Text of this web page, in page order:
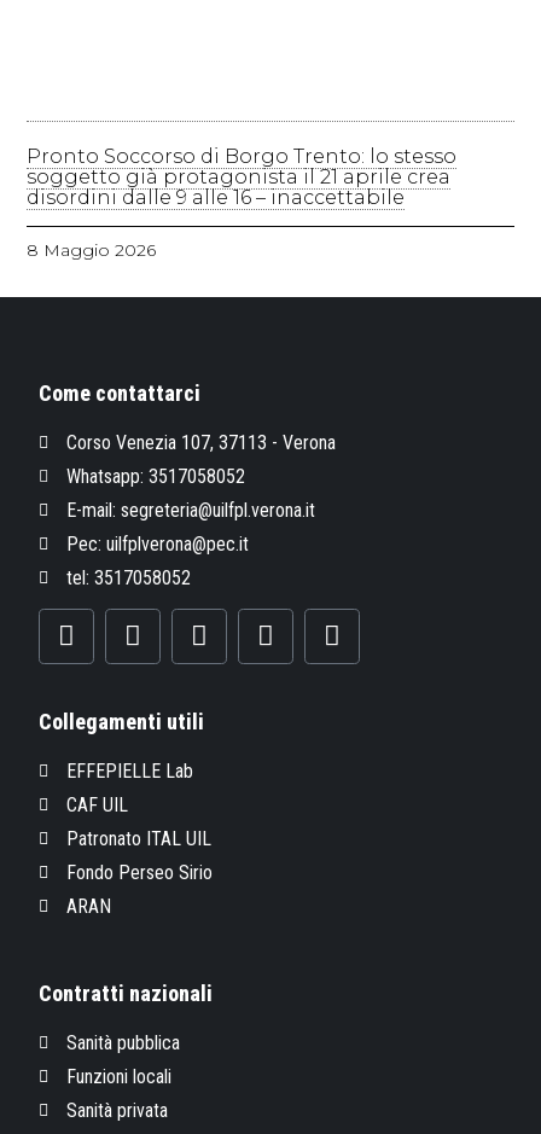
Pronto Soccorso di Borgo Trento: lo stesso
soggetto già protagonista il 21 aprile crea
disordini dalle 9 alle 16 – inaccettabile
8 Maggio 2026
Come contattarci
Corso Venezia 107, 37113 - Verona
Whatsapp: 3517058052
E-mail: segreteria@uilfpl.verona.it
Pec: uilfplverona@pec.it
tel: 3517058052
Collegamenti utili
EFFEPIELLE Lab
CAF UIL
Patronato ITAL UIL
Fondo Perseo Sirio
ARAN
Contratti nazionali
Sanità pubblica
Funzioni locali
Sanità privata